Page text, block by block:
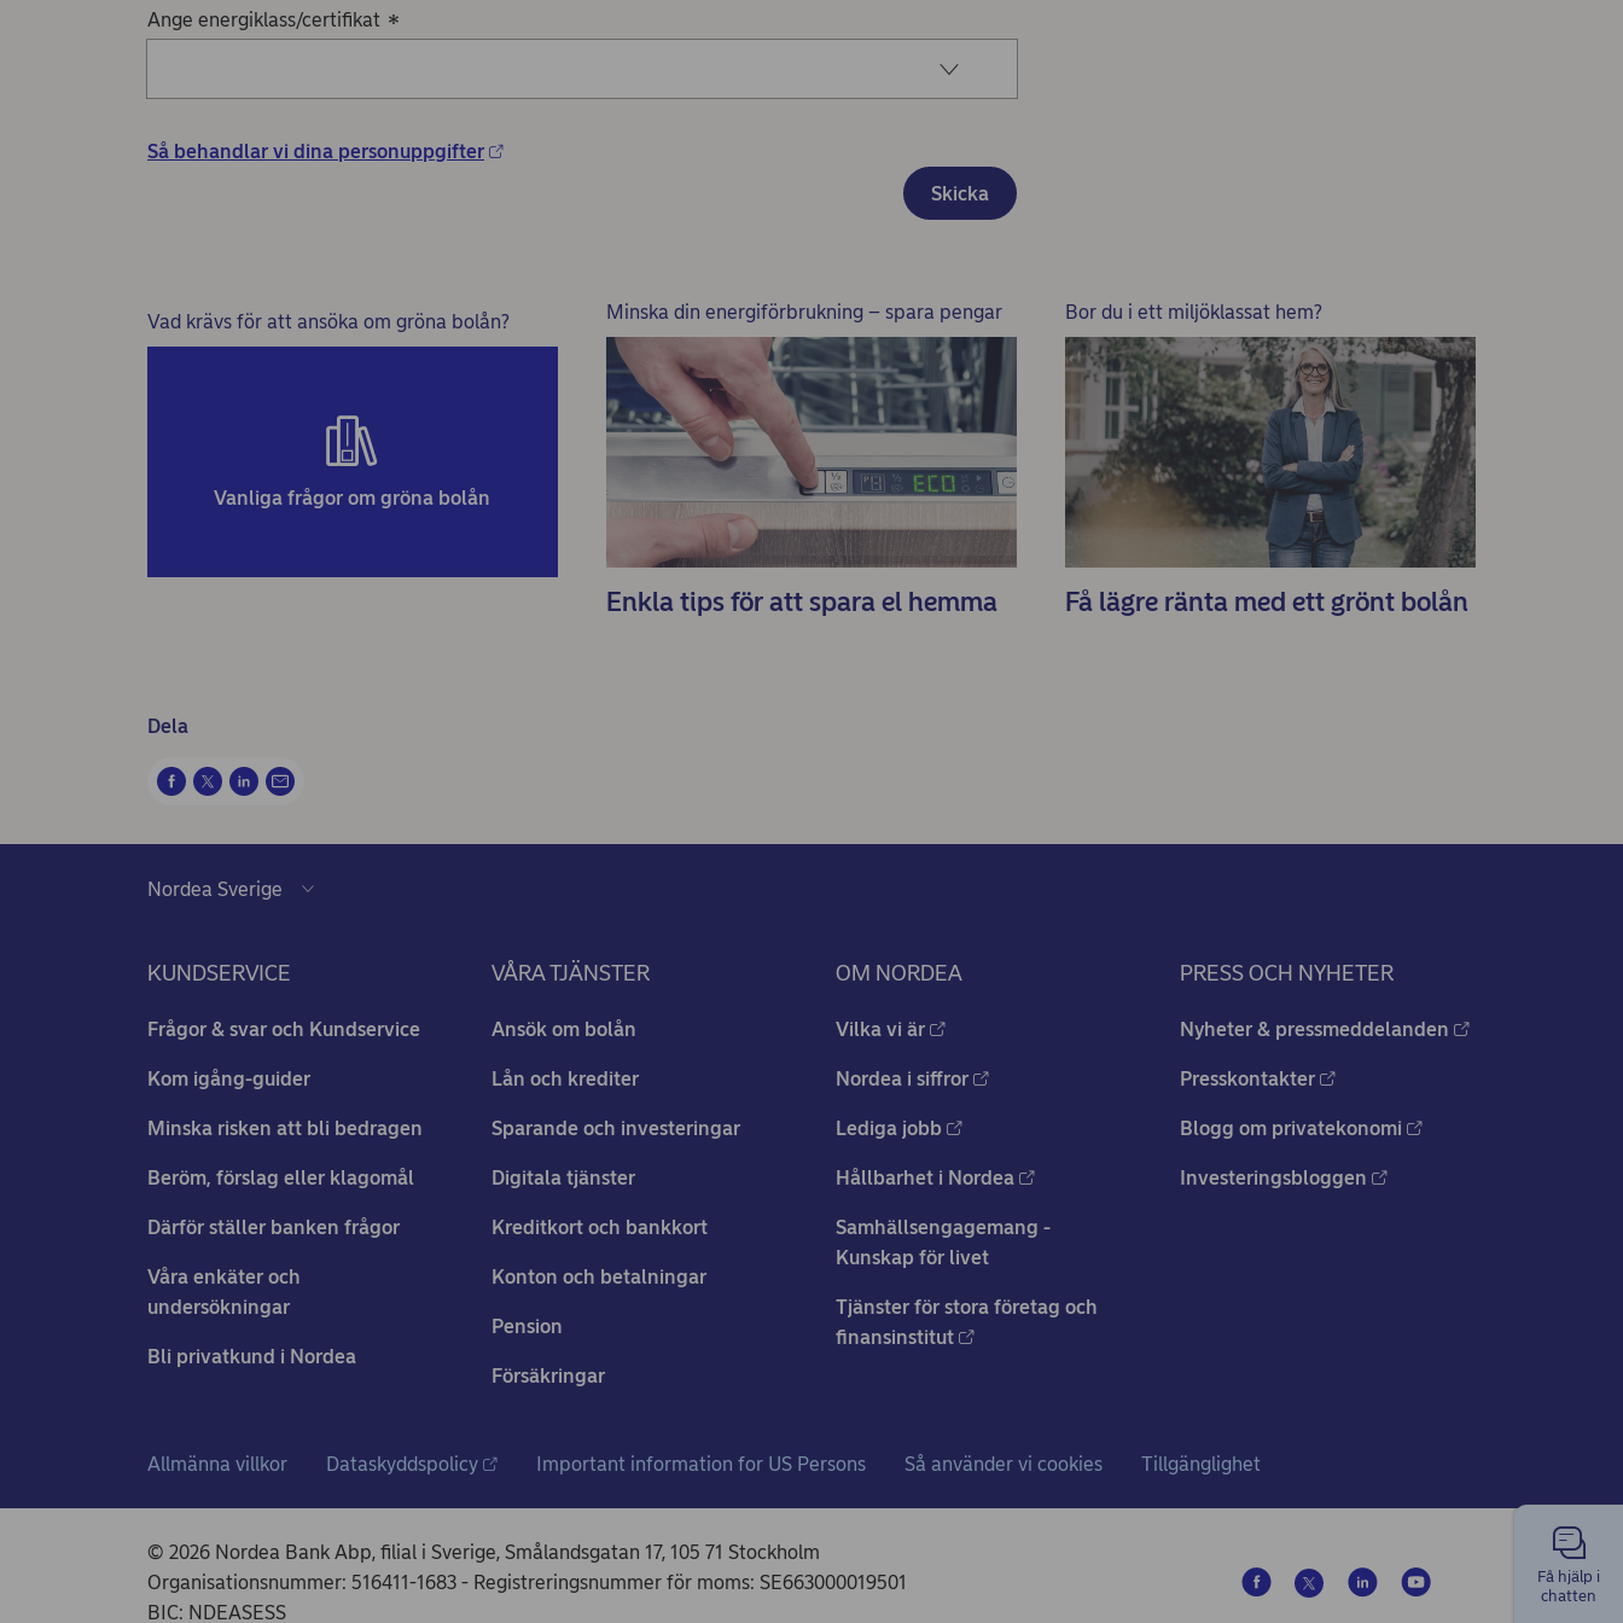
Få hjälp i
chatten
Ange energiklass/certifikat *
Så behandlar vi dina personuppgifter
Skicka
Vad krävs för att ansöka om gröna bolån?
Vanliga frågor om gröna bolån
Minska din energiförbrukning – spara pengar
Enkla tips för att spara el hemma
Bor du i ett miljöklassat hem?
Få lägre ränta med ett grönt bolån
Dela
KUNDSERVICE
Frågor & svar och Kundservice
Kom igång-guider
Minska risken att bli bedragen
Beröm, förslag eller klagomål
Därför ställer banken frågor
Våra enkäter och
undersökningar
Bli privatkund i Nordea
VÅRA TJÄNSTER
Ansök om bolån
Lån och krediter
Sparande och investeringar
Digitala tjänster
Kreditkort och bankkort
Konton och betalningar
Pension
Försäkringar
OM NORDEA
Vilka vi är
Nordea i siffror
Lediga jobb
Hållbarhet i Nordea
Samhällsengagemang -
Kunskap för livet
Tjänster för stora företag och
finansinstitut
PRESS OCH NYHETER
Nyheter & pressmeddelanden
Presskontakter
Blogg om privatekonomi
Investeringsbloggen
Allmänna villkor Dataskyddspolicy Important information for US Persons Så använder vi cookies Tillgänglighet
© 2026 Nordea Bank Abp, filial i Sverige, Smålandsgatan 17, 105 71 Stockholm
Organisationsnummer: 516411-1683 - Registreringsnummer för moms: SE663000019501
BIC: NDEASESS